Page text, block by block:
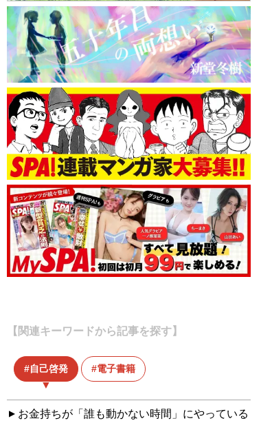
【関連キーワードから記事を探す】
自己啓発 電子書籍
お金持ちが「誰も動かない時間」にやっている